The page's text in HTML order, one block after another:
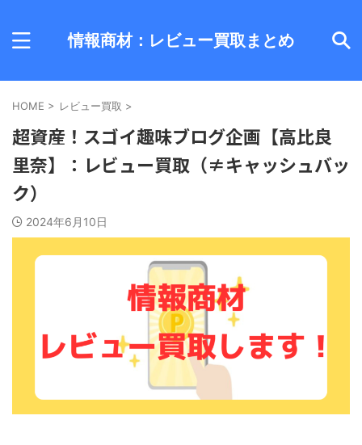
情報商材：レビュー買取まとめ
HOME > レビュー買取 >
超資産！スゴイ趣味ブログ企画【高比良
里奈】：レビュー買取（≠キャッシュバッ
ク）
2024年6月10日